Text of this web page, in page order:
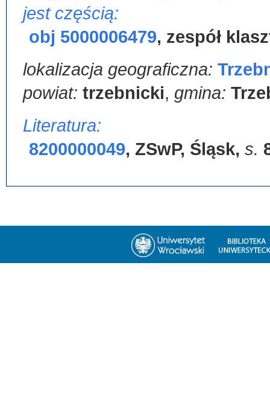
jest częścią:
obj 5000006479, zespół
lokalizacja geograficzna:
powiat: trzebnicki, gmina:
Literatura:
8200000049, ZSwP, Śląsk, s.